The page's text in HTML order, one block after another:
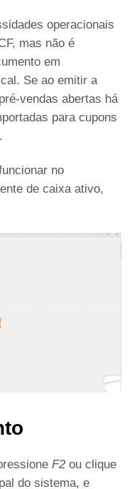
operacionais
mas não é
em
Se ao emitir a
vendas abertas há
para cupons
no
de caixa ativo,
F2 ou clique
do sistema, e